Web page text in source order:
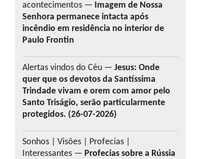
acontecimentos — Imagem de Nossa
Senhora permanece intacta após
incêndio em residência no interior de
Paulo Frontin
Alertas vindos do Céu — Jesus: Onde
quer que os devotos da Santíssima
Trindade vivam e orem com amor pelo
Santo Triságio, serão particularmente
protegidos. (26-07-2026)
Sonhos | Visões | Profecias |
Interessantes — Profecias sobre a Rússia